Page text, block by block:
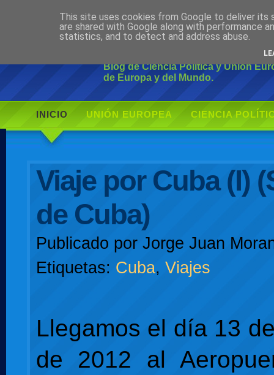
Ciudadano
Blog de Ciencia Política y Unión
de Europa y del Mundo.
INICIO UNIÓN EUROPEA CIENCIA
Viaje por Cuba (I)
de Cuba)
Publicado por Jorge Juan
Etiquetas: Cuba, Viajes
Llegamos el día 13
de 2012 al
This site uses cookies from Google to deliver its
are shared with Google along with performance
statistics, and to detect and address abuse.